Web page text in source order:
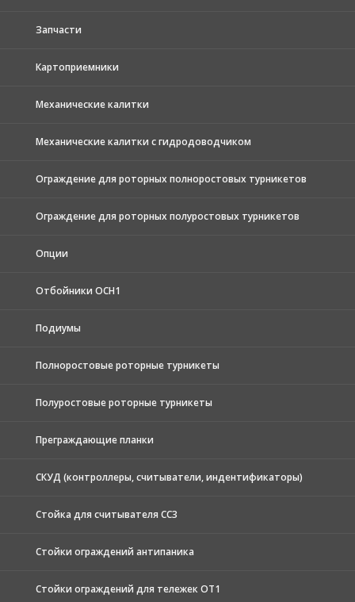
Запчасти
Картоприемники
Механические калитки
Механические калитки с гидродоводчиком
Ограждение для роторных полноростовых турникетов
Ограждение для роторных полуростовых турникетов
Опции
Отбойники ОСН1
Подиумы
Полноростовые роторные турникеты
Полуростовые роторные турникеты
Преграждающие планки
СКУД (контроллеры, считыватели, индентификаторы)
Стойка для считывателя СС3
Стойки ограждений антипаника
Стойки ограждений для тележек ОТ1